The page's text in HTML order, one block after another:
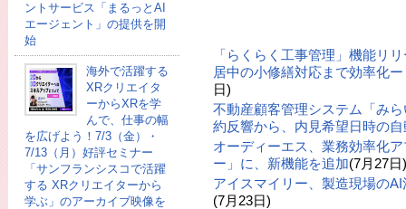
ントサービス「まるっとAI
エージェント」の提供を開
始
海外で活躍する
XRクリエイタ
ーからXRを学
んで、仕事の幅
を広げよう！7/3（金）・
7/13（月）好評セミナー
「サンフランシスコで活躍
する XRクリエイターから
学ぶ」のアーカイブ映像を
「らくらく工事管理」機能リ
居中の小修繕対応まで効率化
日)
不動産顧客管理システム「み
約反響から、内見希望日時の
オーディーエス、業務効率化
ー」に、新機能を追加(7月27日)
アイスマイリー、製造現場の
(7月23日)